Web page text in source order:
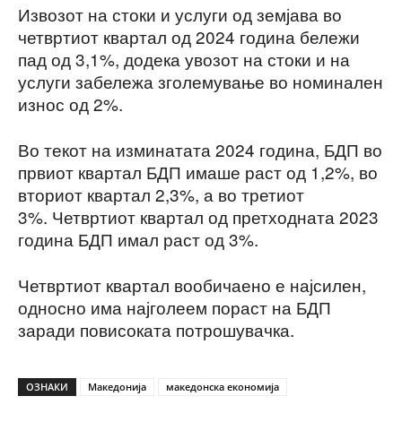
Извозот на стоки и услуги од земјава во
четвртиот квартал од 2024 година бележи
пад од 3,1%, додека увозот на стоки и на
услуги забележа зголемување во номинален
износ од 2%.
Во текот на изминатата 2024 година, БДП во
првиот квартал БДП имаше раст од 1,2%, во
вториот квартал 2,3%, а во третиот
3%. Четвртиот квартал од претходната 2023
година БДП имал раст од 3%.
Четвртиот квартал вообичаено е најсилен,
односно има најголеем пораст на БДП
заради повисоката потрошувачка.
ОЗНАКИ Македонија македонска економија